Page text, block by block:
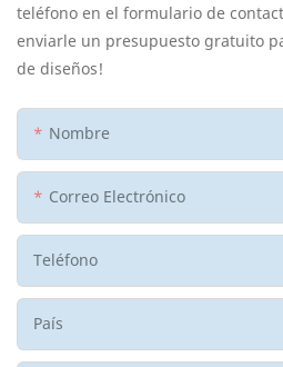
teléfono en el formulario de
enviarle un presupuesto gratuito
de diseños!
Nombre
Correo Electrónico
Teléfono
País